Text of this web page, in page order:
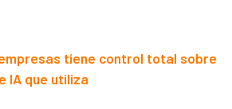
tiene control total sobre
IA que utiliza